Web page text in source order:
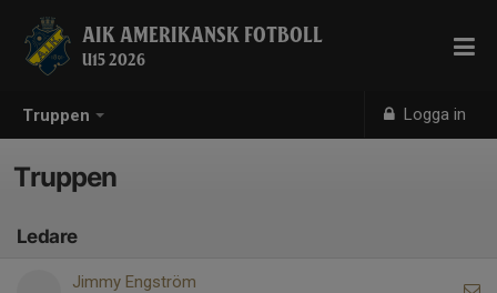
Truppen Logga in
AIK AMERIKANSK FOTBOLL
U15 2026
Truppen
Ledare
Jimmy Engström